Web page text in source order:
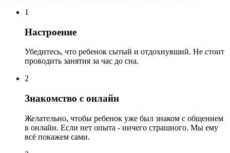
1
Настроение
Убедитесь, что ребенок сытый и отдохнувший. Не стоит
проводить занятия за час до сна.
2
Знакомство с онлайн
Желательно, чтобы ребенок уже был знаком с общением
в онлайн. Если нет опыта - ничего страшного. Мы ему
всё покажем сами.